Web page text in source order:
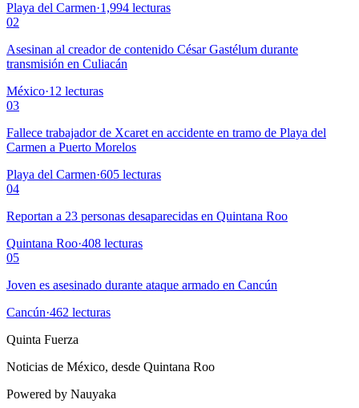
Playa del Carmen·1,994 lecturas
02
Asesinan al creador de contenido César Gastélum durante
transmisión en Culiacán
México·12 lecturas
03
Fallece trabajador de Xcaret en accidente en tramo de Playa del
Carmen a Puerto Morelos
Playa del Carmen·605 lecturas
04
Reportan a 23 personas desaparecidas en Quintana Roo
Quintana Roo·408 lecturas
05
Joven es asesinado durante ataque armado en Cancún
Cancún·462 lecturas
Quinta Fuerza
Noticias de México, desde Quintana Roo
Powered by Nauyaka